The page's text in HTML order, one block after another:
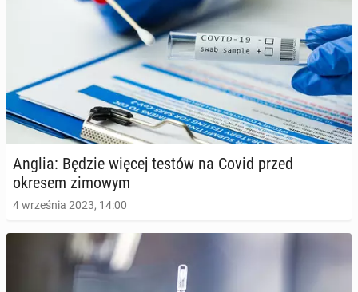
Anglia: Będzie więcej testów na Covid przed
okresem zimowym
4 września 2023, 14:00